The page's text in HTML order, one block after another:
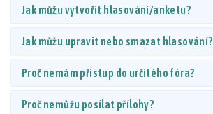
Jak můžu vytvořit hlasování/anketu?
Jak můžu upravit nebo smazat hlasování?
Proč nemám přístup do určitého fóra?
Proč nemůžu posílat přílohy?